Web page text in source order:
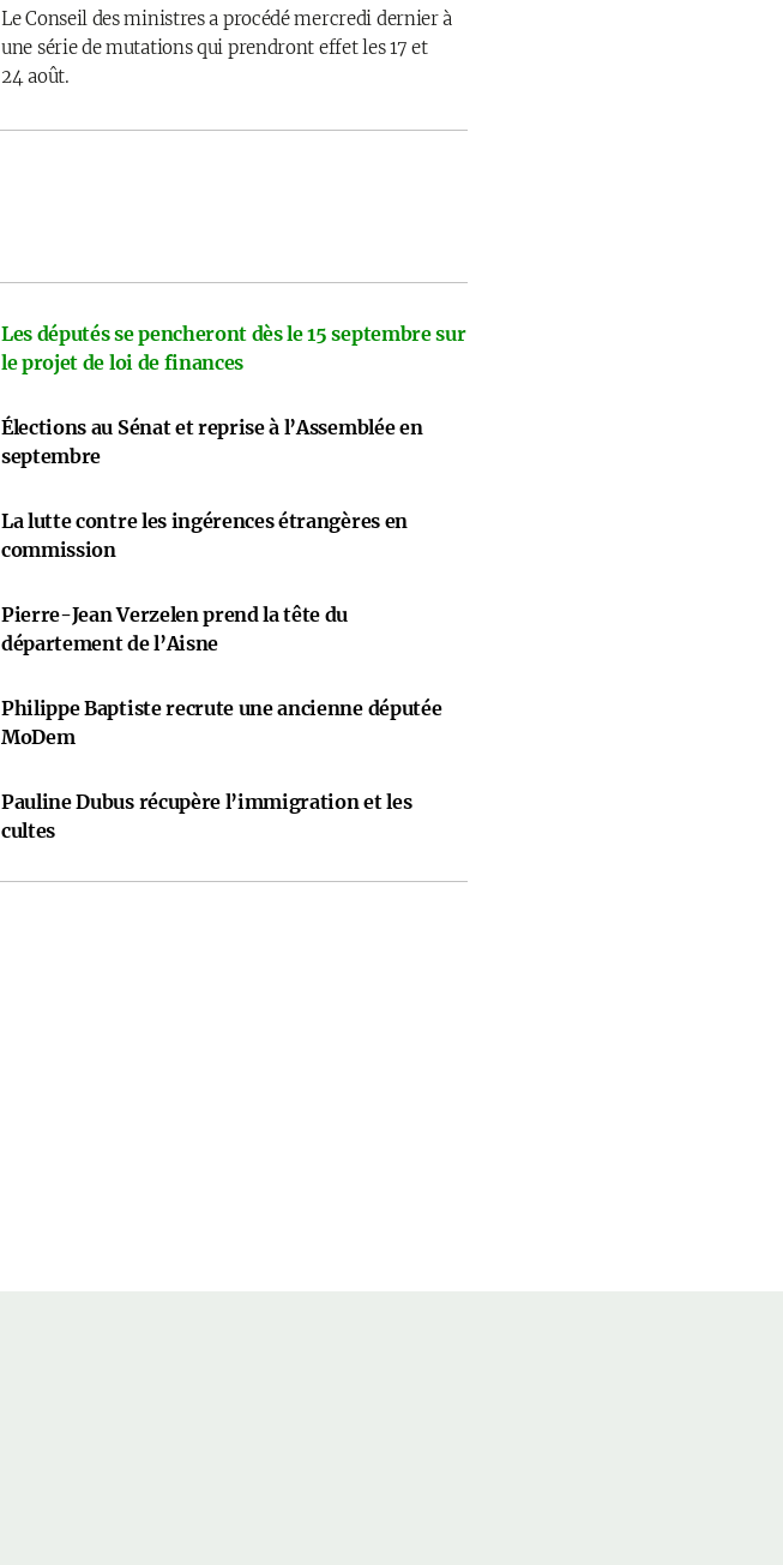
Le Conseil des ministres a procédé mercredi dernier à
une série de mutations qui prendront effet les 17 et
24 août.
Les députés se pencheront dès le 15 septembre sur
le projet de loi de finances
Élections au Sénat et reprise à l’Assemblée en
septembre
La lutte contre les ingérences étrangères en
commission
Pierre-Jean Verzelen prend la tête du
département de l’Aisne
Philippe Baptiste recrute une ancienne députée
MoDem
Pauline Dubus récupère l’immigration et les
cultes